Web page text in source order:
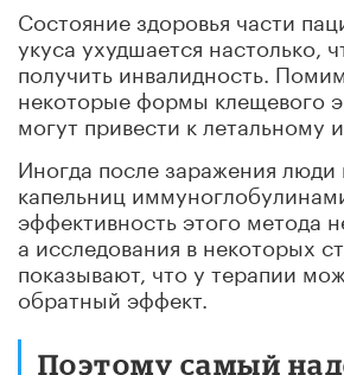
Состояние здоровья части
укуса ухудшается настолько,
получить инвалидность.
некоторые формы клещевого
могут привести к летальному
Иногда после заражения люди
капельниц
эффективность этого метода
а исследования в некоторых
показывают, что у терапии
обратный эффект.
Поэтому самый